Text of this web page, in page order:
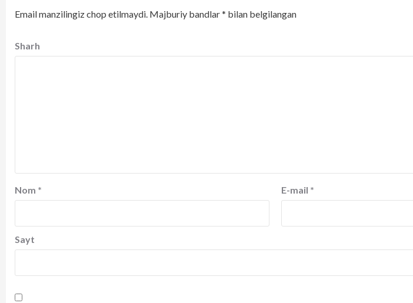
Email manzilingiz chop etilmaydi. Majburiy bandlar* bilan belgilangan
Sharh
Nom * E-mail *
Sayt